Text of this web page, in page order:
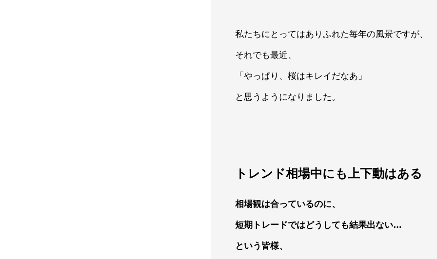
私たちにとってはありふれた毎年の風景ですが、
それでも最近、
「やっぱり、桜はキレイだなあ」
と思うようになりました。
トレンド相場中にも上下動はある
相場観は合っているのに、
短期トレードではどうしても結果出ない…
という皆様、